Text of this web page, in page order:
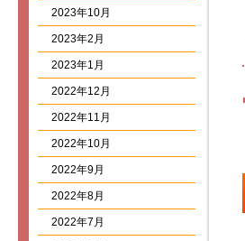
2023年10月
2023年2月
2023年1月
2022年12月
2022年11月
2022年10月
2022年9月
2022年8月
2022年7月